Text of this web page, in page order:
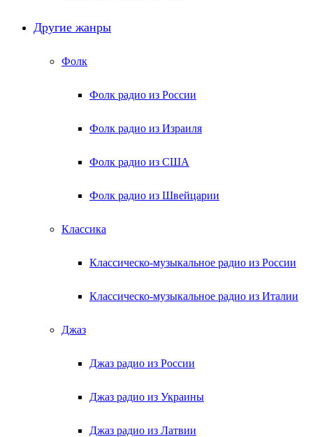
Другие жанры
Фолк
Фолк радио из России
Фолк радио из Израиля
Фолк радио из США
Фолк радио из Швейцарии
Классика
Классическо-музыкальное радио из России
Классическо-музыкальное радио из Италии
Джаз
Джаз радио из России
Джаз радио из Украины
Джаз радио из Латвии